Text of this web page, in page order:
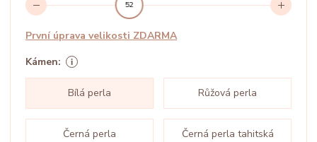
52
První úprava velikosti ZDARMA
Kámen:
Bílá perla Růžová perla
Černá perla Černá perla tahitská